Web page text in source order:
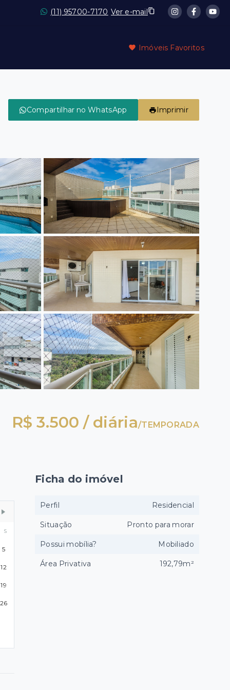
(11) 95700-7170 Ver e-mail
Imóveis Favoritos
Compartilhar no WhatsApp Imprimir
R$ 3.500 / diária/TEMPORADA
S
5
12
19
26
Ficha do imóvel
Perfil Residencial
Situação Pronto para morar
Possui mobília? Mobiliado
Área Privativa 192,79m²